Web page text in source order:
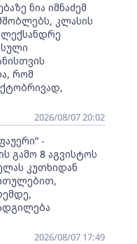
ნია იმნაძემ
კლასის
რომ
2026/08/07 20:02
-
გამო 8 აგვისტოს
კუთხიდან
2026/08/07 17:49